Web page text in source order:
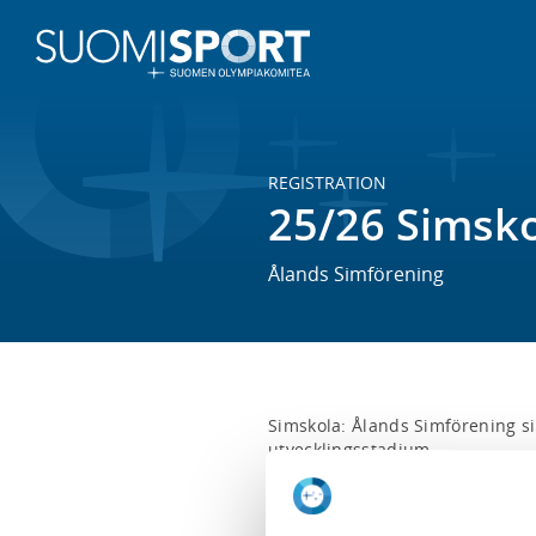
REGISTRATION
25/26
Ålands Simförening
Simskola: Ålands Simförening
utvecklingsstadium.
Simskola hör till
siminlärning och